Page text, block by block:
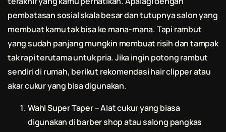
pembatasan sosial skala besar dan tutupnya salon yang
membuat kamu tak bisa ke mana-mana. Tapi rambut
yang sudah panjang mungkin membuat risih dan tampak
tak rapi terutama untuk pria. Jika ingin potong rambut
sendiri di rumah, berikut rekomendasi hair clipper atau
akar cukur yang bisa digunakan.
Wahl Super Taper – Alat cukur yang biasa
digunakan di barber shop atau salong pangkas